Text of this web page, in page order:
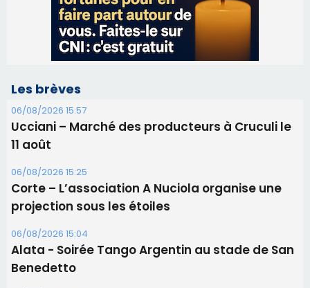
Les brèves
06/08/2026 15:57
Ucciani – Marché des producteurs à Cruculi le
11 août
06/08/2026 15:25
Corte – L’association A Nuciola organise une
projection sous les étoiles
06/08/2026 15:04
Alata - Soirée Tango Argentin au stade de San
Benedetto